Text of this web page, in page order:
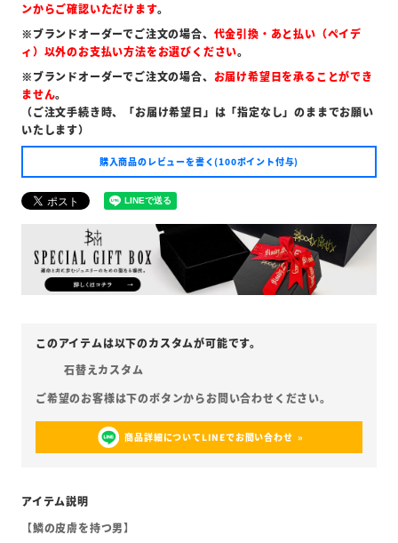
ンからご確認いただけます。
※ブランドオーダーでご注文の場合、 代金引換・あと払い（ペイデ
ィ）以外のお支払い方法をお選びください。
※ブランドオーダーでご注文の場合、 お届け希望日を承ることができ
ません。
（ご注文手続き時、「お届け希望日」は「指定なし」のままでお願い
いたします）
購入商品のレビューを書く(100ポイント付与)
石替えカスタム
商品詳細についてLINEでお問い合わせ
【鱗の皮膚を持つ男】